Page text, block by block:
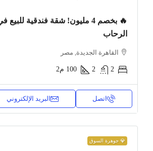
🔥 بخصم 4 مليون! شقة فندقية
الرحاب
القاهرة الجديدة, مصر
2
2
100 م2
اتصل البريد الإلكتروني
💎 جوهرة السوق